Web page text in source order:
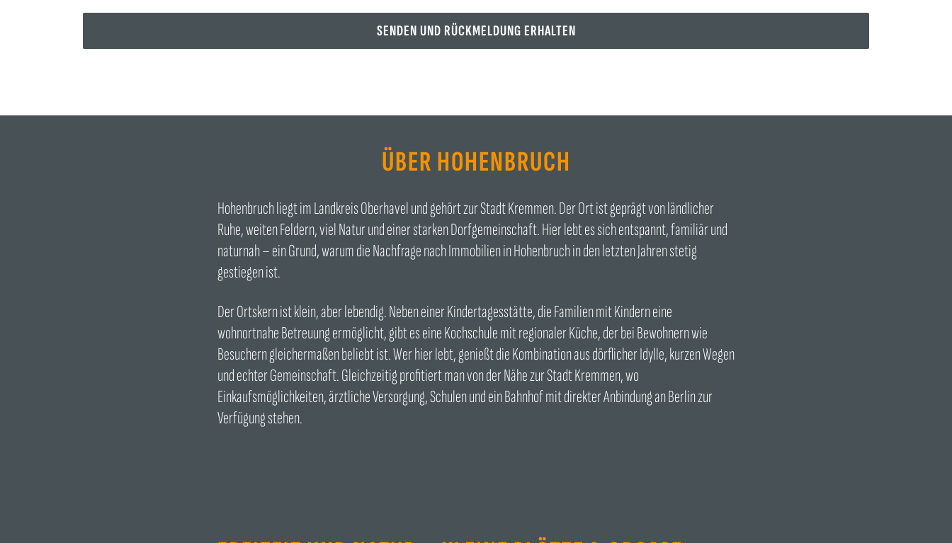
ÜBER HOHENBRUCH
Hohenbruch liegt im Landkreis Oberhavel und gehört zur Stadt Kremmen. Der Ort ist geprägt von ländlicher
Ruhe, weiten Feldern, viel Natur und einer starken Dorfgemeinschaft. Hier lebt es sich entspannt, familiär und
naturnah – ein Grund, warum die Nachfrage nach Immobilien in Hohenbruch in den letzten Jahren stetig
gestiegen ist.
Der Ortskern ist klein, aber lebendig. Neben einer Kindertagesstätte, die Familien mit Kindern eine
wohnortnahe Betreuung ermöglicht, gibt es eine Kochschule mit regionaler Küche, der bei Bewohnern wie
Besuchern gleichermaßen beliebt ist. Wer hier lebt, genießt die Kombination aus dörflicher Idylle, kurzen Wegen
und echter Gemeinschaft. Gleichzeitig profitiert man von der Nähe zur Stadt Kremmen, wo
Einkaufsmöglichkeiten, ärztliche Versorgung, Schulen und ein Bahnhof mit direkter Anbindung an Berlin zur
Verfügung stehen.